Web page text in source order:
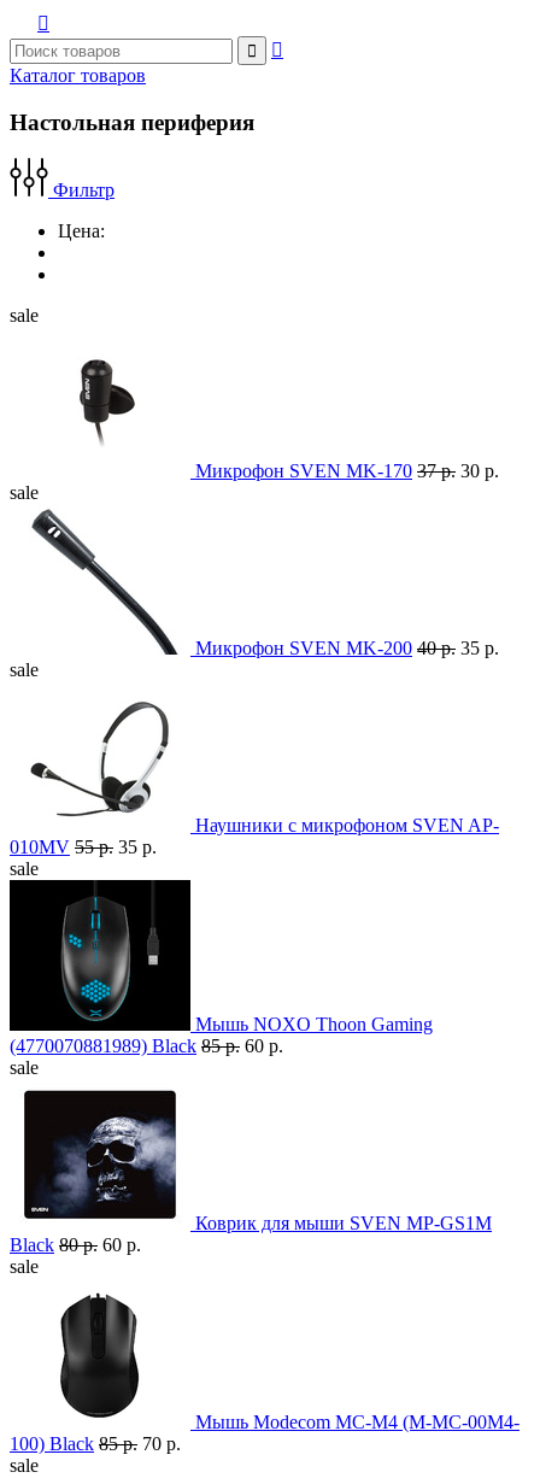



Каталог товаров
Настольная периферия
Фильтр
Цена:
sale
Микрофон SVEN MK-170 37 р. 30 р.
sale
Микрофон SVEN MK-200 40 р. 35 р.
sale
Наушники с микрофоном SVEN AP-
010MV 55 р. 35 р.
sale
Мышь NOXO Thoon Gaming
(4770070881989) Black 85 р. 60 р.
sale
Коврик для мыши SVEN MP-GS1M
Black 80 р. 60 р.
sale
Мышь Modecom MC-M4 (M-MC-00M4-
100) Black 85 р. 70 р.
sale